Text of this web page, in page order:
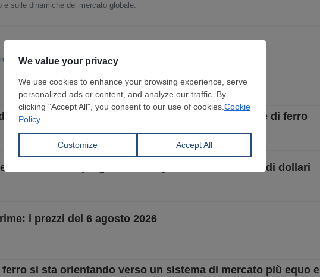
sulle dinamiche del mercato globale.
Siderurgica Decarbonizzazione
sospendere le trattative con Rio Tinto sul minerale di ferro
definitivo al progetto Al-Aouja da oltre 2 miliardi di dollari
i prezzi del 6 agosto 2026
si sta orientando verso un sistema di mercato più equo e